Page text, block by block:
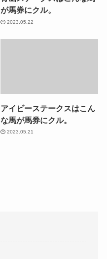
が馬券にクル。
2023.05.22
アイビーステークスはこん
な馬が馬券にクル。
2023.05.21